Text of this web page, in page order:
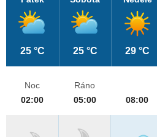
25 °C 25 °C 29 °C
Noc
02:00
Ráno
05:00
08:00